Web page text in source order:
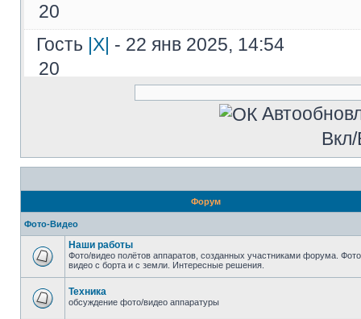
20
Гость |X| - 22 янв 2025, 14:54
20
- 22 янв 2025, 14:54
20ADost5aU' OR 837=(SELECT 837
Гость|X|- 22 янв 2025, 14:53
Гость|X|- 22 янв 2025, 14:53
20*if(now()=sysdate(),sleep(15),0)
Гость|X|- 22 янв 2025, 14:53
20
Форум
Фото-Видео
Наши работы
Фото/видео полётов аппаратов, созданных участниками форума.
видео с борта и с земли. Интересные решения.
Техника
обсуждение фото/видео аппаратуры